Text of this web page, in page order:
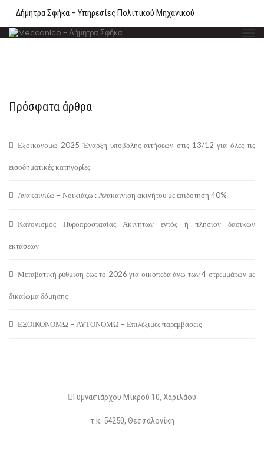
Δήμητρα Σφήκα – Υπηρεσίες Πολιτικού Μηχανικού
Πρόσφατα άρθρα
Εξοικονομώ 2025 Έναρξη υποβολής αιτήσεων στις 13/12 για όλες τις
εισοδηματικές κατηγορίες
Ανακαινίζω – Νοικιάζω : Ανακαίνιση ακινήτου με επιδότηση 40%
Κανονισμός Πυροπροστασίας Ακινήτων εντός ή πλησίον δασικών
εκτάσεων
Μεταβατική ρύθμιση έως το 2026 για οικόπεδα άνω των 4 στρεμμάτων με
δικαίωμα δόμησης
ΕΞΟΙΚΟΝΟΜΩ – ΑΥΤΟΝΟΜΩ – Επιλέξιμες παρεμβάσεις
Γυμνασιάρχου Μικρού 10, Χαριλάου
τ.κ. 54250, Θεσσαλονίκη